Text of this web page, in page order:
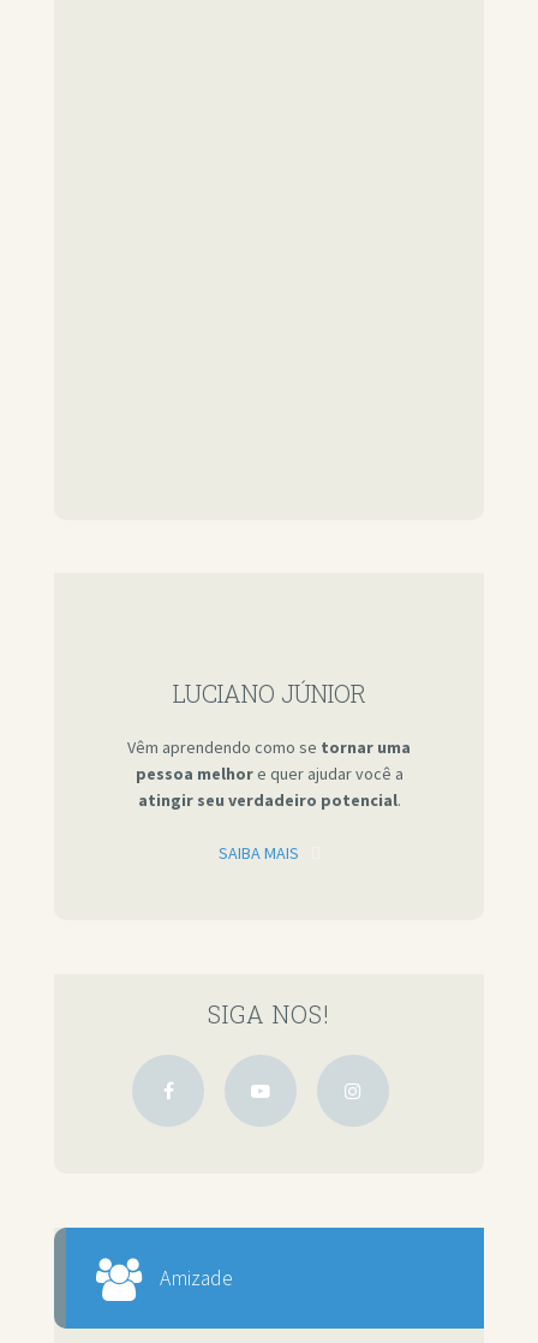
LUCIANO JÚNIOR
Vêm aprendendo como se tornar uma
pessoa melhore quer ajudar você a
atingir seu verdadeiro potencial.
SAIBA MAIS
SIGA NOS!
Amizade